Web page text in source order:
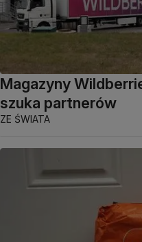
Magazyny
szuka partnerów
ZE ŚWIATA